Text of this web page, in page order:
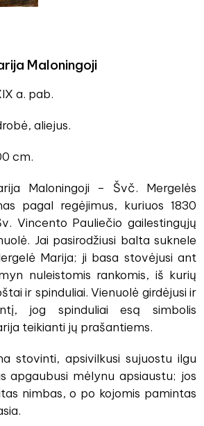
Maloningoji
a. pab.
aliejus.
cm.
Maloningoji – Švč. Mergelės
pagal regėjimus, kuriuos 1830
Vincento Pauliečio gailestingųjų
Jai pasirodžiusi balta suknele
Marija; ji basa stovėjusi ant
nuleistomis rankomis, iš kurių
ir spinduliai. Vienuolė girdėjusi ir
jog spinduliai esą simbolis
teikianti jų prašantiems.
stovinti, apsivilkusi sujuostu ilgu
apgaubusi mėlynu apsiaustu; jos
nimbas, o po kojomis pamintas